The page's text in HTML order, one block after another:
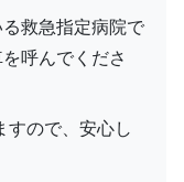
救急指定病院で
呼んでくださ
すので、安心し